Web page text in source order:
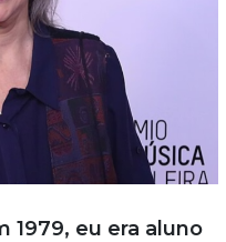
1979, eu era aluno